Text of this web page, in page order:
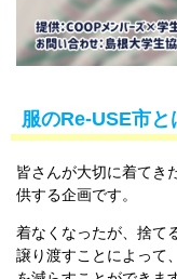
服のRe-USE市と
皆さんが大切に着てき
供する企画です。
着なくなったが、捨て
譲り渡すことによって